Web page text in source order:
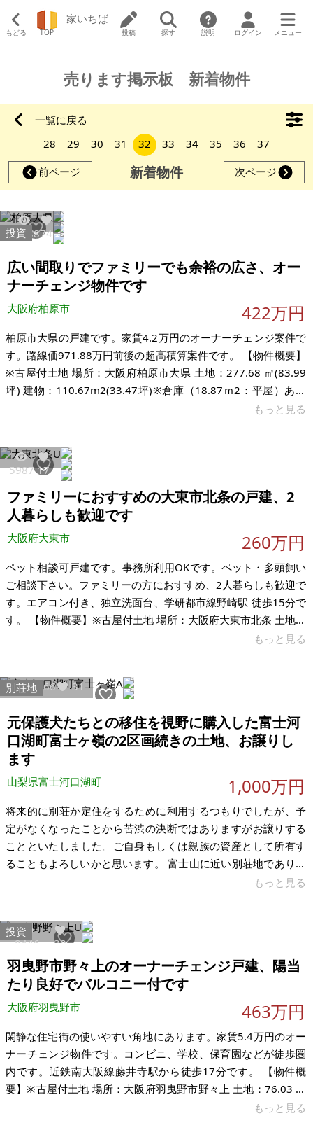
もどる TOP
家いちば
投稿 探す 説明 ログイン メニュー
売ります掲示板 新着物件
一覧に戻る
28
29 30 31 32 33 34 35 36
37
前ページ
新着物件 次ページ
1268874
投資
広い間取りでファミリーでも余裕の広さ、オー
ナーチェンジ物件です
大阪府柏原市 422万円
柏原市大県の戸建です。家賃4.2万円のオーナーチェンジ案件で
す。路線価971.88万円前後の超高積算案件です。 【物件概要】
※古屋付土地 場所：大阪府柏原市大県 土地：277.68 ㎡(83.99
坪) 建物：110.67m2(33.47坪)※倉庫（18.87ｍ2：平屋）あり
構造：木造 7DK 現況：賃貸中（家賃：4.2万円） 希望価格：
額（目安）：約972万円 プロパンガス バス・トイレ別 上水道・
浄化槽 路線価/東33E(3.3万円/
もっと見る
5987 17
ファミリーにおすすめの大東市北条の戸建、2
人暮らしも歓迎です
大阪府大東市 260万円
ペット相談可戸建です。事務所利用OKです。ペット・多頭飼い
ご相談下さい。ファミリーの方におすすめ、2人暮らしも歓迎で
す。エアコン付き、独立洗面台、学研都市線野崎駅 徒歩15分で
す。 【物件概要】※古屋付土地 場所：大阪府大東市北条 土地：
42.41 ㎡ 建物：67㎡ 構造：木造（4DK） 現況：空き家 希望価
もっと見る
12366 31
別荘地
元保護犬たちとの移住を視野に購入した富士河
口湖町富士ヶ嶺の2区画続きの土地、お譲りし
ます
山梨県富士河口湖町 1,000万円
将来的に別荘か定住をするために利用するつもりでしたが、予
定がなくなったことから苦渋の決断ではありますがお譲りする
ことといたしました。ご自身もしくは親族の資産として所有す
ることもよろしいかと思います。 富士山に近い別荘地であり周
囲に建物が少なくプライベート感が感じられ、2区画地続きで南
ば幸いです。※民泊利用は不可、比較的近い距離にドッグラン
にもよろしいかと思います。 中央自動車道「河口湖IC」から車
で約25分、道の駅 朝霧
もっと見る
8446 38
投資
羽曳野市野々上のオーナーチェンジ戸建、陽当
たり良好でバルコニー付です
大阪府羽曳野市 463万円
閑静な住宅街の使いやすい角地にあります。家賃5.4万円のオー
ナーチェンジ物件です。コンビニ、学校、保育園などが徒歩圏
内です。近鉄南大阪線藤井寺駅から徒歩17分です。 【物件概
要】※古屋付土地 場所：大阪府羽曳野市野々上 土地：76.03 ㎡
建物：70.66㎡ 5DK 構造：木造2階建て 現況：賃貸中（家賃
もっと見る